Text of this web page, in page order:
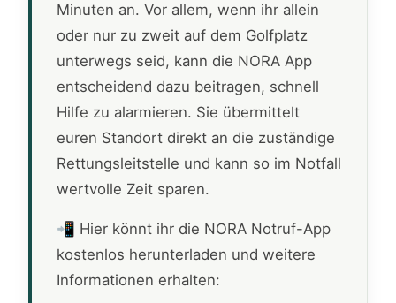
Minuten an. Vor allem, wenn ihr allein
oder nur zu zweit auf dem Golfplatz
unterwegs seid, kann die NORA App
entscheidend dazu beitragen, schnell
Hilfe zu alarmieren. Sie übermittelt
euren Standort direkt an die zuständige
Rettungsleitstelle und kann so im Notfall
wertvolle Zeit sparen.
📲 Hier könnt ihr die NORA Notruf-App
kostenlos herunterladen und weitere
Informationen erhalten: